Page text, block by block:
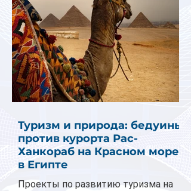
Туризм и природа: бедуины
против курорта Рас-
Ханкораб на Красном море
в Египте
Проекты по развитию туризма на